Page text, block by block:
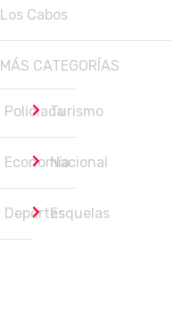
Los Cabos
MÁS CATEGORÍAS
PoliciacaTurismo
EconomíaNacional
DeportesEsquelas